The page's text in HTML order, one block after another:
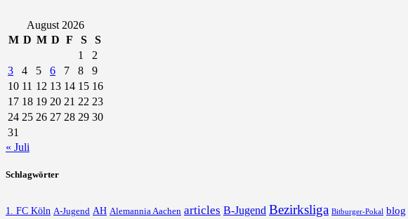
August 2026
M D M D F S
S
1
2
3
4 5 6 7 8
9
10 11 12 13 14 15 16
17 18 19 20 21 22 23
24 25 26 27 28 29 30
31
« Juli
Schlagwörter
1. FC Köln A-Jugend AH Alemannia Aachen articles B-Jugend Bezirksliga Bitburger-Pokal blog